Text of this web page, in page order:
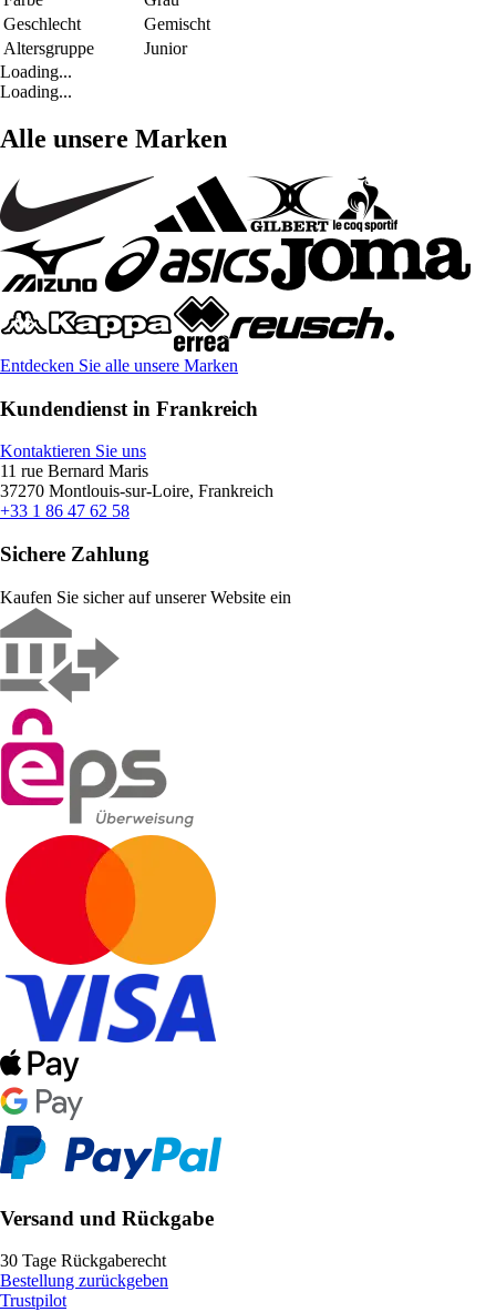
Geschlecht
Gemischt
Altersgruppe
Junior
Loading...
Loading...
Alle unsere Marken
Entdecken Sie alle unsere Marken
Kundendienst in Frankreich
Kontaktieren Sie uns
11 rue Bernard Maris
37270 Montlouis-sur-Loire, Frankreich
+33 1 86 47 62 58
Sichere Zahlung
Kaufen Sie sicher auf unserer Website ein
Versand und Rückgabe
30 Tage Rückgaberecht
Bestellung zurückgeben
Trustpilot